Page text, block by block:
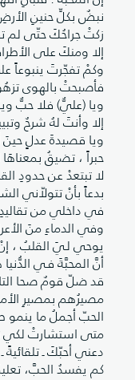
نبضٌ بكلِّ حنينِ
زكتْ جراحُكَ حتّى لم
إلا ومنكَ على
وكمْ تفجّرتَ ينبوعاً
فأصبحتْ بالهوى
ويا (عليٌّ) فلا حبٌّ
إلا وأنتَ لهُ شرحٌ
ويا قصيدةَ عدلٍ حينَ
حبراً ، تضيقُ
لا تبتعدْ عن حدودِ
بدعاً بأنْ تتولاّني
في داخلي من
وفي الدماءِ منَ
يوحي لـيَ القلبُ ،
أنَّ المحبَّةَ فـي
قد ضلّ قومٌ صحا
مصيرُهم بمصيرِ
الحبّ أجملُ ما ينمو
متى استشارتْ لكي
دعني أحبّكَ ـ
كم يفسدُ الحبَّ،